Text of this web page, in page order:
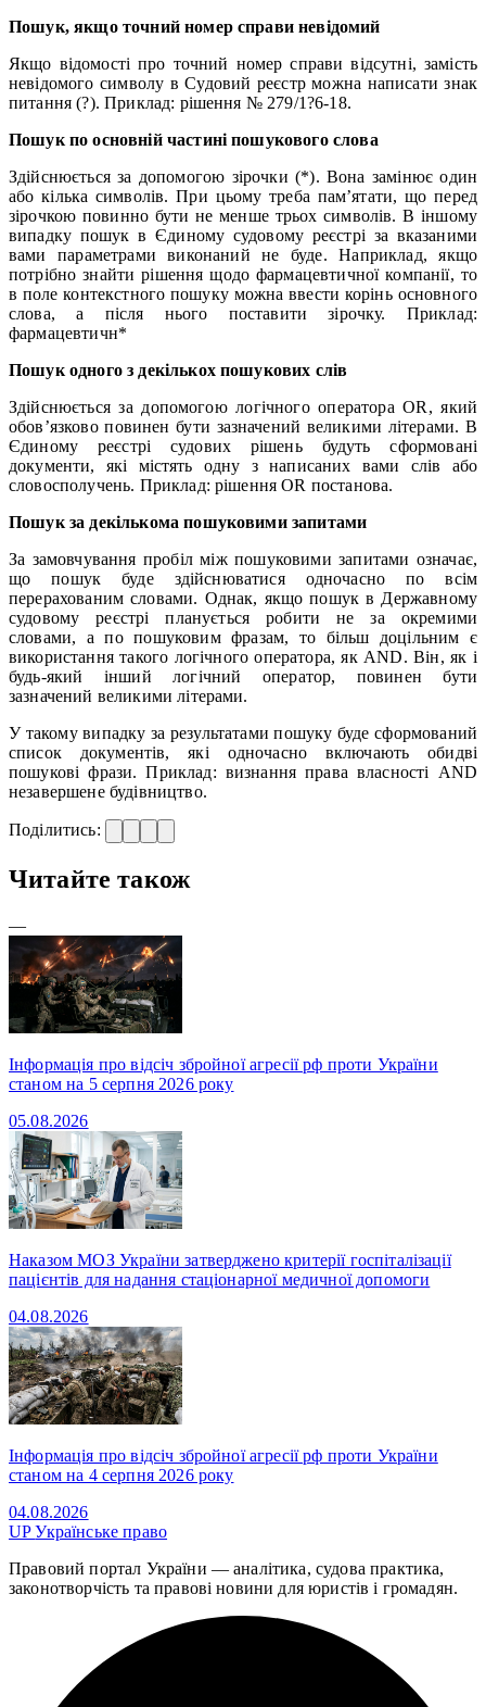
Пошук, якщо точний номер справи невідомий
Якщо відомості про точний номер справи відсутні, замість
невідомого символу в Судовий реєстр можна написати знак
питання (?). Приклад: рішення № 279/1?6-18.
Пошук по основній частині пошукового слова
Здійснюється за допомогою зірочки (*). Вона замінює один
або кілька символів. При цьому треба пам’ятати, що перед
зірочкою повинно бути не менше трьох символів. В іншому
випадку пошук в Єдиному судовому реєстрі за вказаними
вами параметрами виконаний не буде. Наприклад, якщо
потрібно знайти рішення щодо фармацевтичної компанії, то
в поле контекстного пошуку можна ввести корінь основного
слова, а після нього поставити зірочку. Приклад:
фармацевтичн*
Пошук одного з декількох пошукових слів
Здійснюється за допомогою логічного оператора OR, який
обов’язково повинен бути зазначений великими літерами. В
Єдиному реєстрі судових рішень будуть сформовані
документи, які містять одну з написаних вами слів або
словосполучень. Приклад: рішення OR постанова.
Пошук за декількома пошуковими запитами
За замовчування пробіл між пошуковими запитами означає,
що пошук буде здійснюватися одночасно по всім
перерахованим словами. Однак, якщо пошук в Державному
судовому реєстрі планується робити не за окремими
словами, а по пошуковим фразам, то більш доцільним є
використання такого логічного оператора, як AND. Він, як і
будь-який інший логічний оператор, повинен бути
зазначений великими літерами.
У такому випадку за результатами пошуку буде сформований
список документів, які одночасно включають обидві
пошукові фрази. Приклад: визнання права власності AND
незавершене будівництво.
Поділитись:
Читайте також
—
Інформація про відсіч збройної агресії рф проти України
станом на 5 серпня 2026 року
05.08.2026
Наказом МОЗ України затверджено критерії госпіталізації
пацієнтів для надання стаціонарної медичної допомоги
04.08.2026
Інформація про відсіч збройної агресії рф проти України
станом на 4 серпня 2026 року
04.08.2026
UPУкраїнське право
Правовий портал України — аналітика, судова практика,
законотворчість та правові новини для юристів і громадян.